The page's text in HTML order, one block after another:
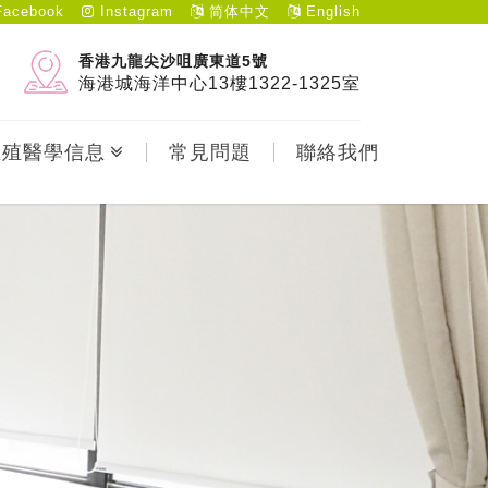
Instagram 简体中文 English
香港九龍尖沙咀廣東道5號
海港城海洋中心13樓1322-1325室
醫學信息 常見問題 聯絡我們